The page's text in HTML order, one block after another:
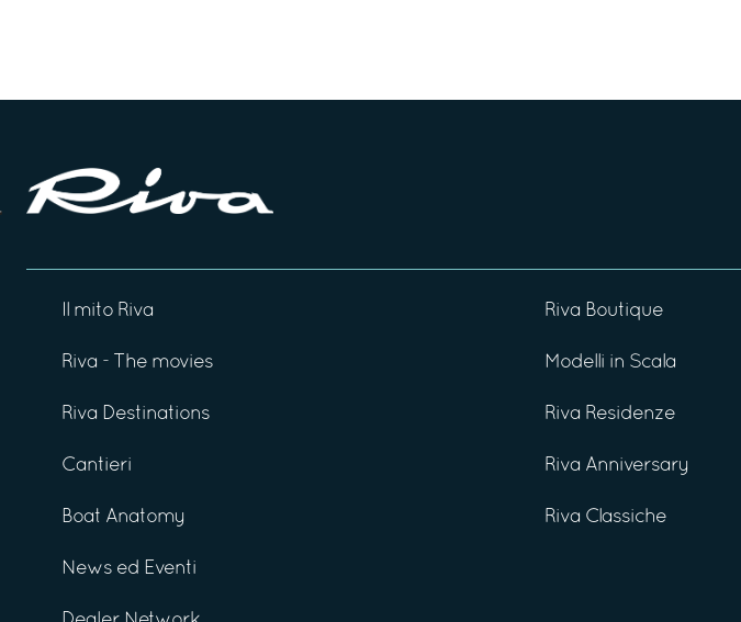
Il mito Riva
Riva - The movies
Riva Destinations
Cantieri
Boat Anatomy
News ed Eventi
Riva Boutique
Modelli in Scala
Riva Residenze
Riva Anniversary
Riva Classiche